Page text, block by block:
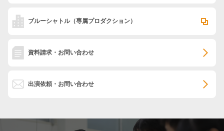
ブルーシャトル（専属プロダクション）
資料請求・お問い合わせ
出演依頼・お問い合わせ